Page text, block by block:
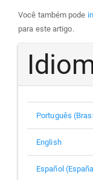
Você também pode
para este artigo.
Português
English
Español